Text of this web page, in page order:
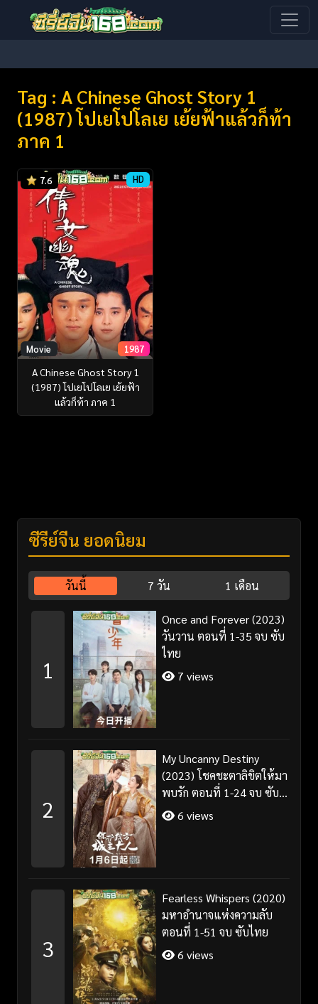
Tag : A Chinese Ghost Story 1
(1987) โปเยโปโลเย เย้ยฟ้าแล้วก็ท้า
ภาค 1
7.6 HD
Movie 1987
A Chinese Ghost Story 1
(1987) โปเยโปโลเย เย้ยฟ้า
แล้วก็ท้า ภาค 1
ซีรี่ย์จีน ยอดนิยม
วันนี้ 7 วัน 1 เดือน
1
Once and Forever (2023)
วันวาน ตอนที่ 1-35 จบ ซับ
ไทย
7 views
2
My Uncanny Destiny
(2023) โชคชะตาลิขิตให้มา
พบรัก ตอนที่ 1-24 จบ ซับ
ไทย/พากย์ไทย
6 views
3
Fearless Whispers (2020)
มหาอำนาจแห่งความลับ
ตอนที่ 1-51 จบ ซับไทย
6 views